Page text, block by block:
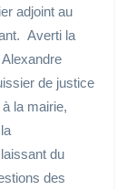
adjoint au
Averti la
de justice
la mairie,
du
des